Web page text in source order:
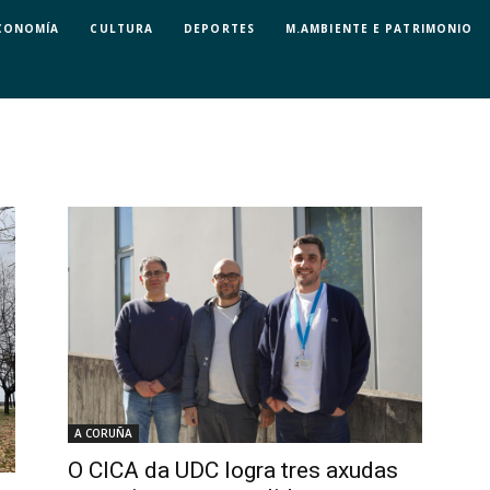
CULTURA DEPORTES M.AMBIENTE E PATRIMONIO
A CORUÑA
O CICA da UDC logra tres axudas